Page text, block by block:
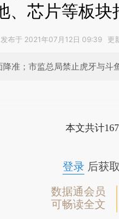
、芯片等板块
发布于 2021年07月12日 09:39 更
降准；市监总局禁止虎牙与
文真实意图存在偏差
本文共计
登录后获
数据通会员
可畅读全文